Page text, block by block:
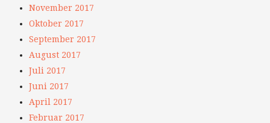
November 2017
Oktober 2017
September 2017
August 2017
Juli 2017
Juni 2017
April 2017
Februar 2017